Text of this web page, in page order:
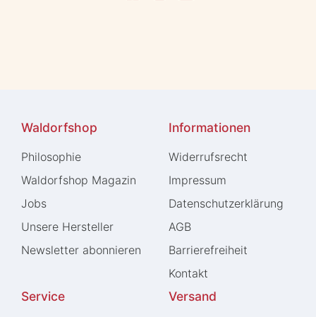
Waldorfshop
Philosophie
Waldorfshop Magazin
Jobs
Unsere Hersteller
Newsletter abonnieren
Informationen
Widerrufs­recht
Impressum
Daten­schutz­erklärung
AGB
Barrierefreiheit
Kontakt
Service Versand